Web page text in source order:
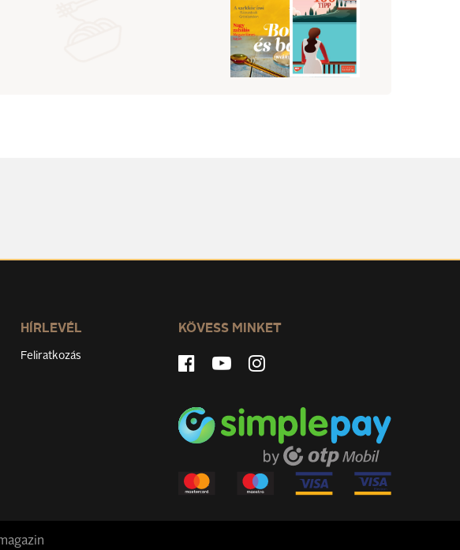
HÍRLEVÉL
Feliratkozás
KÖVESS MINKET